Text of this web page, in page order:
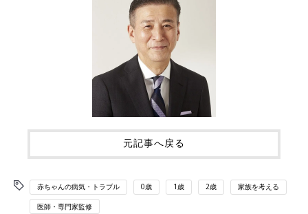
元記事へ戻る
赤ちゃんの病気・トラブル 0歳 1歳 2歳 家族を考える
医師・専門家監修